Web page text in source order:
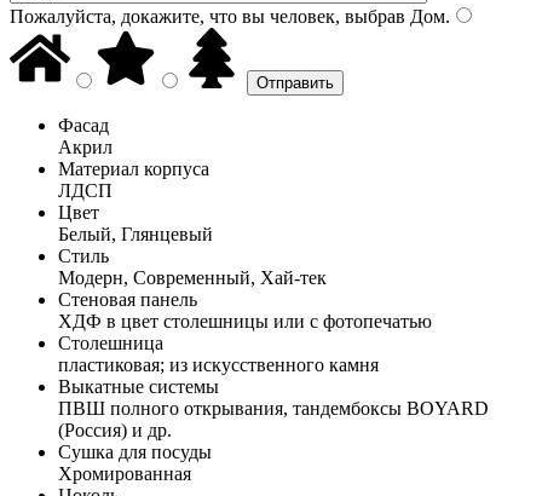
Пожалуйста, докажите, что вы человек, выбрав Дом.
Фасад
Акрил
Материал корпуса
ЛДСП
Цвет
Белый, Глянцевый
Стиль
Модерн, Современный, Хай-тек
Стеновая панель
ХДФ в цвет столешницы или с фотопечатью
Столешница
пластиковая; из искусственного камня
Выкатные системы
ПВШ полного открывания, тандембоксы BOYARD
(Россия) и др.
Сушка для посуды
Хромированная